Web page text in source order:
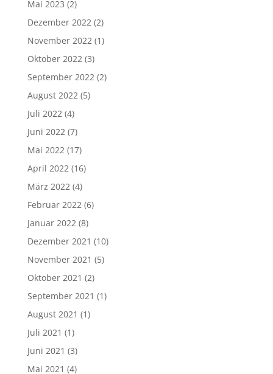
Mai 2023 (2)
Dezember 2022(2)
November 2022(1)
Oktober 2022(3)
September 2022(2)
August 2022(5)
Juli 2022(4)
Juni 2022(7)
Mai 2022(17)
April 2022(16)
März 2022(4)
Februar 2022(6)
Januar 2022(8)
Dezember 2021 (10)
November 2021 (5)
Oktober 2021 (2)
September 2021 (1)
August 2021 (1)
Juli 2021 (1)
Juni 2021 (3)
Mai 2021 (4)